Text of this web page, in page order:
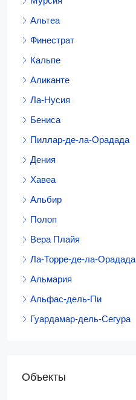
Альтеа
Финестрат
Кальпе
Аликанте
Ла-Нусия
Бениса
Пиллар-де-ла-Орадада
Дения
Хавеа
Альбир
Полоп
Вера Плайя
Ла-Торре-де-ла-Орадада
Альмария
Альфас-дель-Пи
Гуардамар-дель-Сегура
Объекты